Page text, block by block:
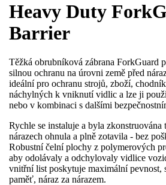
Heavy Duty
Barrier
Těžká obrubníková zábrana ForkGuard
silnou ochranu na úrovni země před
ideální pro ochranu strojů, zboží,
náchylných k vniknutí vidlic a lze ji
nebo v kombinaci s dalšími
Rychle se instaluje a byla zkonstruována
nárazech ohnula a plně zotavila - bez
Robustní čelní plochy z polymerových
aby odolávaly a odchylovaly vidlice
vnitřní list poskytuje maximální pevnost,
paměť, náraz za nárazem.